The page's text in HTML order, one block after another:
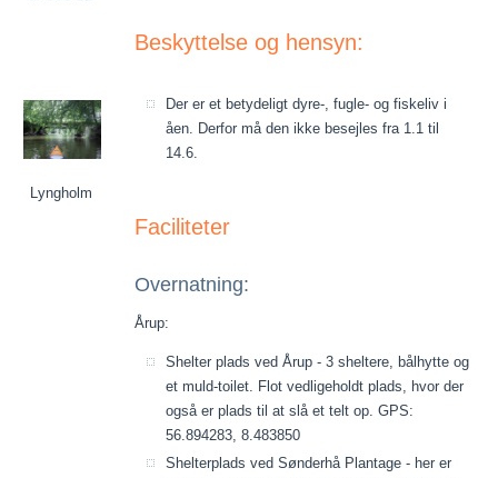
Lyngholm
Beskyttelse og hensyn:
Der er et betydeligt dyre-, fugle- og fiskeliv i
åen. Derfor må den ikke besejles fra 1.1 til
14.6.
Faciliteter
Overnatning:
Årup:
Shelter plads ved Årup - 3 sheltere, bålhytte og
et muld-toilet. Flot vedligeholdt plads, hvor der
også er plads til at slå et telt op. GPS:
56.894283, 8.483850
Shelterplads ved Sønderhå Plantage - her er